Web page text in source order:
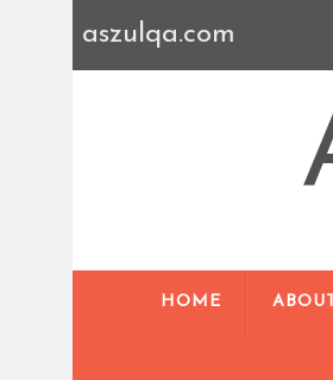
aszulqa.com
HOME